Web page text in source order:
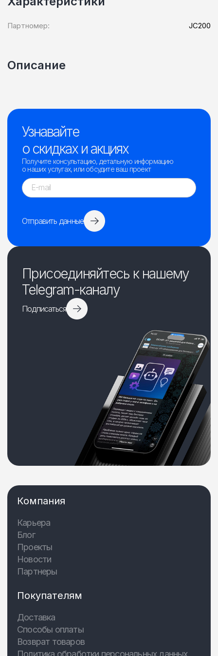
Партномер: JC200
Описание
Узнавайте
о скидках и акциях
Получите консультацию, детальную информацию
о наших услугах, или обсудите ваш проект
Отправить данные
Присоединяйтесь к нашему
Telegram-каналу
Подписаться
Компания
Карьера
Блог
Проекты
Новости
Партнеры
Покупателям
Доставка
Способы оплаты
Возврат товаров
Политика обработки персональных данных